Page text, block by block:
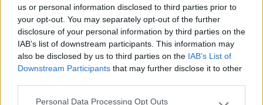
us or personal information disclosed to third parties prior to
your opt-out. You may separately opt-out of the further
disclosure of your personal information by third parties on the
IAB’s list of downstream participants. This information may
also be disclosed by us to third parties on the IAB’s List of
Downstream Participants that may further disclose it to other
Personal Data Processing Opt Outs
Caratteristiche Posizione Prezzo Servizi
maurice60 16/07/2019 18:57